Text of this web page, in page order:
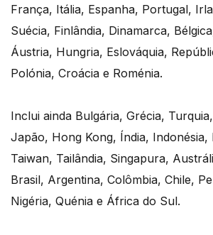
França, Itália, Espanha, Portugal,
Suécia, Finlândia, Dinamarca,
Áustria, Hungria, Eslováquia,
Polónia, Croácia e Roménia.
Inclui ainda Bulgária, Grécia,
Japão, Hong Kong, Índia, Indonésia,
Taiwan, Tailândia, Singapura,
Brasil, Argentina, Colômbia, Chile,
Nigéria, Quénia e África do Sul.